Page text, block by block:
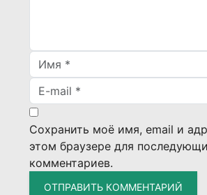
Сохранить моё имя, email и
этом браузере для
комментариев.